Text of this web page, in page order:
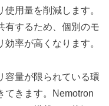
用量を削減します。
有するため、個別のモ
率が高くなります。
容量が限られている環
てきます。Nemotron